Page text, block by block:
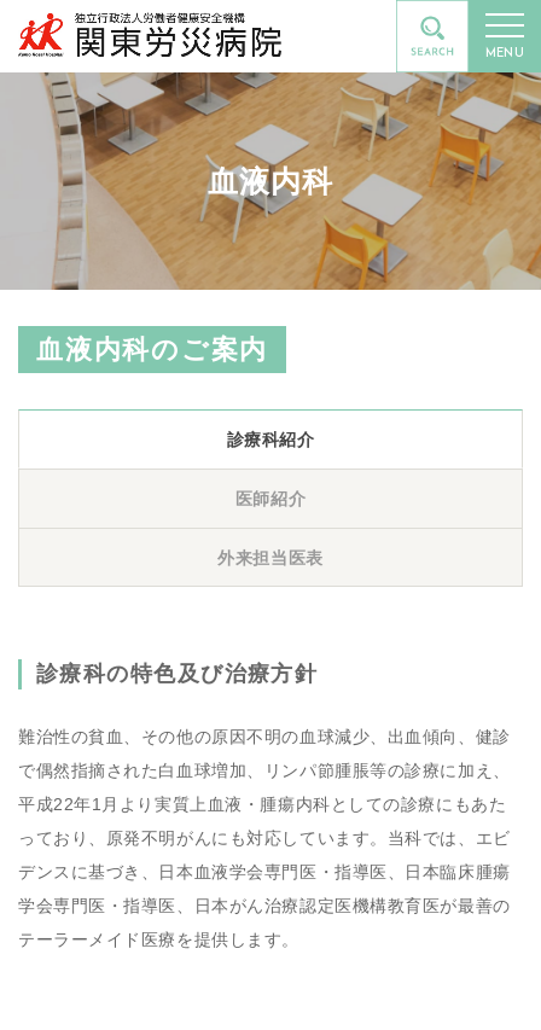
MENU
血液内科
血液内科のご案内
診療科紹介
医師紹介
外来担当医表
診療科の特色及び治療方針
難治性の貧血、その他の原因不明の血球減少、出血傾向、健診
で偶然指摘された白血球増加、リンパ節腫脹等の診療に加え、
平成22年1月より実質上血液・腫瘍内科としての診療にもあた
っており、原発不明がんにも対応しています。当科では、エビ
デンスに基づき、日本血液学会専門医・指導医、日本臨床腫瘍
学会専門医・指導医、日本がん治療認定医機構教育医が最善の
テーラーメイド医療を提供します。